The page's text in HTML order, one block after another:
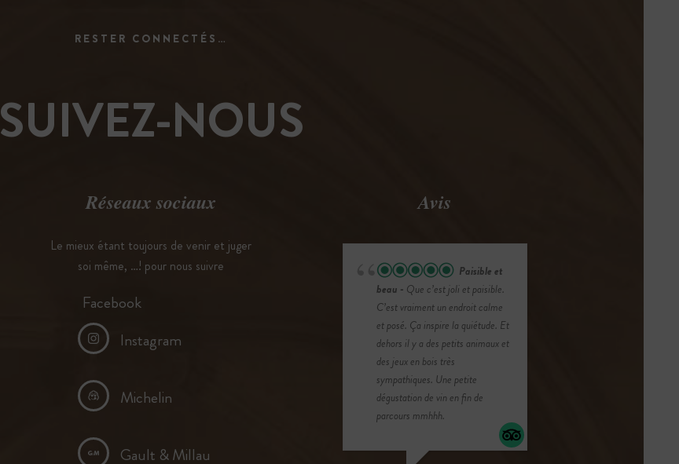
RESTER CONNECTÉS…
SUIVEZ-NOUS
Réseaux sociaux
Le mieux étant toujours de venir et juger
soi même, …! pour nous suivre
Facebook
Instagram
Michelin
Gault & Millau
Avis
Paisible et
Que c’est joli et paisible.
C’est vraiment un endroit calme
et posé. Ça inspire la quiétude. Et
dehors il y a des petits animaux et
sympathiques. Une petite
dégustation de vin en fin de
française, est une pure merveille.
On s’y sent instantanément porté
même gigantesque et surprenante
avec ses foudres de 400